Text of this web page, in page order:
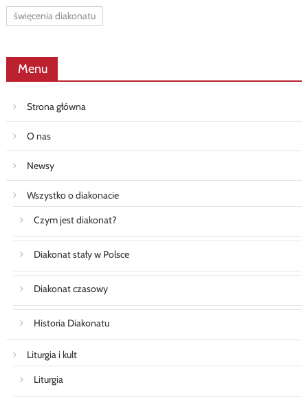
święcenia diakonatu
Menu
Strona główna
O nas
Newsy
Wszystko o diakonacie
Czym jest diakonat?
Diakonat stały w Polsce
Diakonat czasowy
Historia Diakonatu
Liturgia i kult
Liturgia